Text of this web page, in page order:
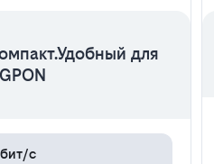
для
с